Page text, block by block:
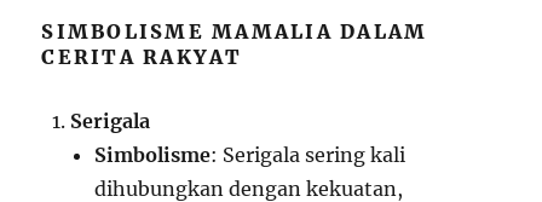
SIMBOLISME MAMALIA DALAM
CERITA RAKYAT
Serigala
Simbolisme: Serigala sering kali
dihubungkan dengan kekuatan,